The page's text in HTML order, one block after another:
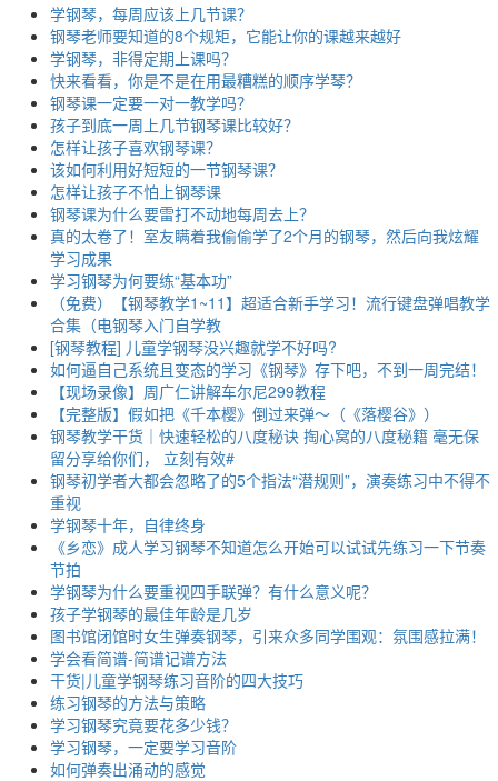
学钢琴，每周应该上几节课？
钢琴老师要知道的8个规矩，它能让你的课越来越好
学钢琴，非得定期上课吗？
快来看看，你是不是在用最糟糕的顺序学琴？
钢琴课一定要一对一教学吗？
孩子到底一周上几节钢琴课比较好？
怎样让孩子喜欢钢琴课？
该如何利用好短短的一节钢琴课？
怎样让孩子不怕上钢琴课
钢琴课为什么要雷打不动地每周去上？
真的太卷了！室友瞒着我偷偷学了2个月的钢琴，然后向我炫耀
学习成果
学习钢琴为何要练“基本功”
（免费）【钢琴教学1~11】超适合新手学习！流行键盘弹唱教学
合集（电钢琴入门自学教
[钢琴教程] 儿童学钢琴没兴趣就学不好吗?
如何逼自己系统且变态的学习《钢琴》存下吧，不到一周完结！
【现场录像】周广仁讲解车尔尼299教程
【完整版】假如把《千本樱》倒过来弹～（《落樱谷》）
钢琴教学干货｜快速轻松的八度秘诀 掏心窝的八度秘籍 毫无保
留分享给你们， 立刻有效#
钢琴初学者大都会忽略了的5个指法“潜规则”，演奏练习中不得不
重视
学钢琴十年，自律终身
《乡恋》成人学习钢琴不知道怎么开始可以试试先练习一下节奏
节拍
学钢琴为什么要重视四手联弹？有什么意义呢？
孩子学钢琴的最佳年龄是几岁
图书馆闭馆时女生弹奏钢琴，引来众多同学围观：氛围感拉满！
学会看简谱-简谱记谱方法
干货|儿童学钢琴练习音阶的四大技巧
练习钢琴的方法与策略
学习钢琴究竟要花多少钱？
学习钢琴，一定要学习音阶
如何弹奏出涌动的感觉